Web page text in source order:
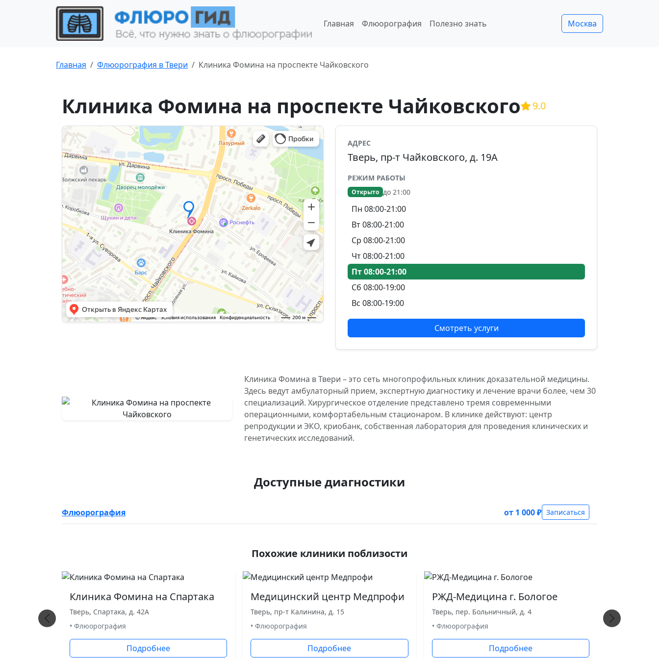
Главная Флюорография Полезно знать Москва
Главная Флюорография в Твери Клиника Фомина на проспекте Чайковского
Клиника Фомина на проспекте Чайковского 9.0
АДРЕС
Тверь, пр-т Чайковского, д. 19А
РЕЖИМ РАБОТЫ
Открыто до 21:00
Пн 08:00-21:00
Вт 08:00-21:00
Ср 08:00-21:00
Чт 08:00-21:00
Пт 08:00-21:00
Сб 08:00-19:00
Вс 08:00-19:00
Смотреть услуги
Клиника Фомина в Твери – это сеть многопрофильных клиник доказательной медицины.
Здесь ведут амбулаторный прием, экспертную диагностику и лечение врачи более, чем 30
специализаций. Хирургическое отделение представлено тремя современными
операционными, комфортабельным стационаром. В клинике действуют: центр
репродукции и ЭКО, криобанк, собственная лаборатория для проведения клинических и
генетических исследований.
Доступные диагностики
Флюорография от 1 000 ₽ Записаться
Похожие клиники поблизости
Клиника Фомина на Спартака
Тверь, Спартака, д. 42А
• Флюорография
Подробнее
Медицинский центр Медпрофи
Тверь, пр-т Калинина, д. 15
• Флюорография
Подробнее
РЖД-Медицина г. Бологое
Тверь, пер. Больничный, д. 4
• Флюорография
Подробнее